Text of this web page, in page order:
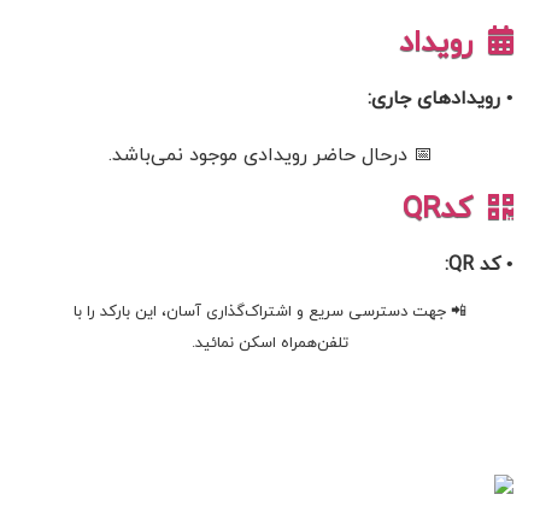
رویداد
• رویدادهای جاری:
📅 درحال حاضر رویدادی موجود نمی‌باشد.
کدQR
• کد QR:
📲 جهت دسترسی سریع و اشتراک‌گذاری آسان، این بارکد را با
تلفن‌همراه اسکن نمائید.